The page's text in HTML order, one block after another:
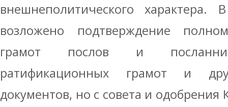
внешнеполитического
возложено подтверждение
грамот послов и
ратификационных грамот и
документов, но с совета и одобрения